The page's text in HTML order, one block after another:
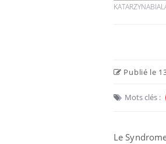
Publié le
Mots clés :
Le